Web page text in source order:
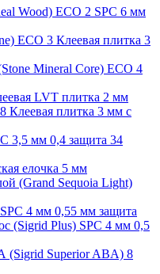
Wood) ECO 2 SPC 6 мм
ECO 3 Клеевая плитка 3
Mineral Core) ECO 4
LVT плитка 2 мм
Клеевая плитка 3 мм с
3,5 мм 0,4 защита 34
елочка 5 мм
(Grand Sequoia Light)
4 мм 0,55 мм защита
(Sigrid Plus) SPC 4 мм 0,5
(Sigrid Superior ABA) 8